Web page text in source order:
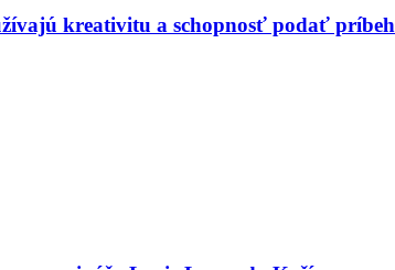
kreativitu a schopnosť podať príbeh